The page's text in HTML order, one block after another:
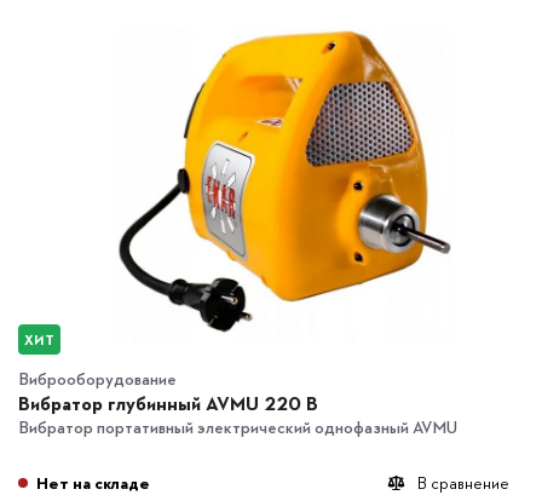
ХИТ
Виброоборудование
Вибратор глубинный AVMU 220 B
Вибратор портативный электрический однофазный AVMU
В сравнение
Нет на складе